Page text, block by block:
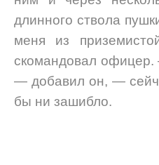
длинного ствола
меня из
скомандовал
— добавил он, —
бы ни за­шибло.